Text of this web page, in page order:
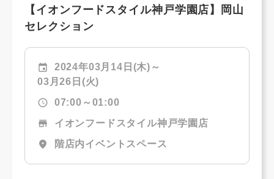
【イオンフードスタイル神戸学園店】岡山
セレクション
event
2024年03月14日(木)～
03月26日(火)
schedule 07:00～01:00
store イオンフードスタイル神戸学園店
location_on 階店内イベントスペース